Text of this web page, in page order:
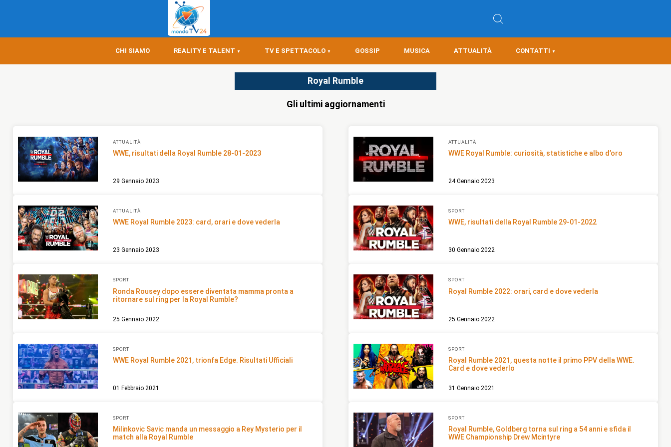
CHI SIAMO REALITY E TALENT TV E SPETTACOLO GOSSIP MUSICA ATTUALITÀ CONTATTI
Royal Rumble
Gli ultimi aggiornamenti
ATTUALITÀ
WWE, risultati della Royal Rumble 28-01-2023
29 Gennaio 2023
ATTUALITÀ
WWE Royal Rumble: curiosità, statistiche e albo d’oro
24 Gennaio 2023
ATTUALITÀ
WWE Royal Rumble 2023: card, orari e dove vederla
23 Gennaio 2023
SPORT
WWE, risultati della Royal Rumble 29-01-2022
30 Gennaio 2022
SPORT
Ronda Rousey dopo essere diventata mamma pronta a
ritornare sul ring per la Royal Rumble?
25 Gennaio 2022
SPORT
Royal Rumble 2022: orari, card e dove vederla
25 Gennaio 2022
SPORT
WWE Royal Rumble 2021, trionfa Edge. Risultati Ufficiali
01 Febbraio 2021
SPORT
Royal Rumble 2021, questa notte il primo PPV della WWE.
Card e dove vederlo
31 Gennaio 2021
SPORT
Milinkovic Savic manda un messaggio a Rey Mysterio per il
match alla Royal Rumble
SPORT
Royal Rumble, Goldberg torna sul ring a 54 anni e sfida il
WWE Championship Drew Mcintyre